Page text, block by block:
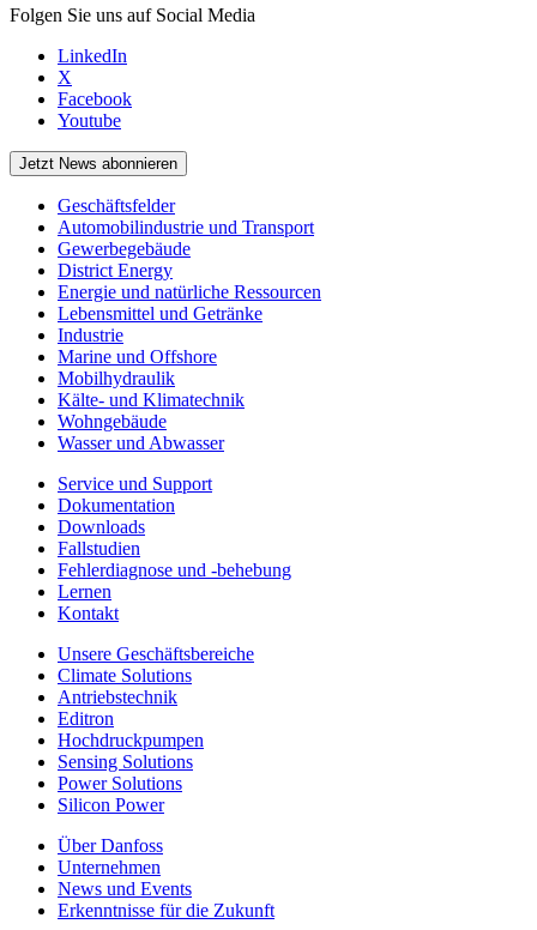
Folgen Sie uns auf Social Media
LinkedIn
X
Facebook
Youtube
Jetzt News abonnieren
Geschäftsfelder
Automobilindustrie und Transport
Gewerbegebäude
District Energy
Energie und natürliche Ressourcen
Lebensmittel und Getränke
Industrie
Marine und Offshore
Mobilhydraulik
Kälte- und Klimatechnik
Wohngebäude
Wasser und Abwasser
Service und Support
Dokumentation
Downloads
Fallstudien
Fehlerdiagnose und -behebung
Lernen
Kontakt
Unsere Geschäftsbereiche
Climate Solutions
Antriebstechnik
Editron
Hochdruckpumpen
Sensing Solutions
Power Solutions
Silicon Power
Über Danfoss
Unternehmen
News und Events
Erkenntnisse für die Zukunft